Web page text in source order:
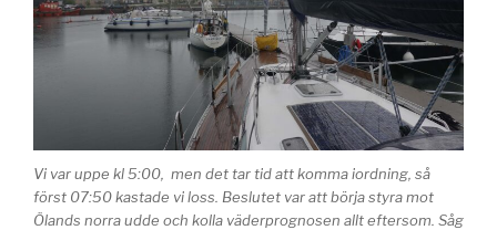
Vi var uppe kl 5:00, men det tar tid att komma iordning, så
först 07:50 kastade vi loss. Beslutet var att börja styra mot
Ölands norra udde och kolla väderprognosen allt eftersom. Såg